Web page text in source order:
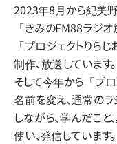
2023年8月から​紀美
「きみのFM88ラジオ
「プロジェクトりら
制作、​放送しています。
そして​今年から​「プ
名前を​変え、​通常の​
しながら、​学んだ​こと
使い、​発信しています。